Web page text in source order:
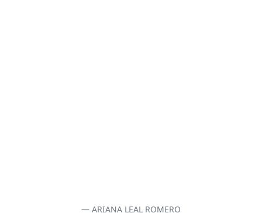
ARIANA LEAL ROMERO